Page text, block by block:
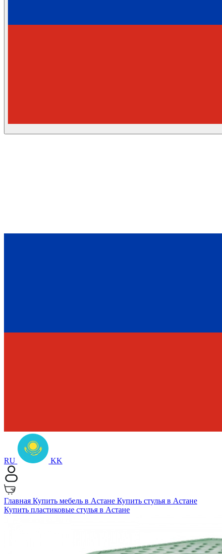
RU KK
Главная Купить мебель в Астане Купить стулья в Астане
Купить пластиковые стулья в Астане